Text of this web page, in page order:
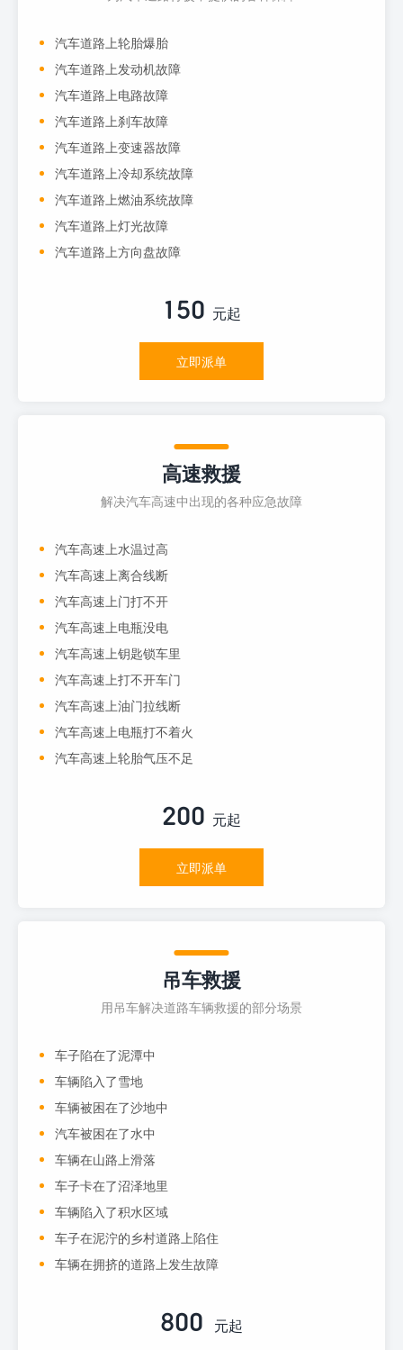
汽车道路上轮胎爆胎
汽车道路上发动机故障
汽车道路上电路故障
汽车道路上刹车故障
汽车道路上变速器故障
汽车道路上冷却系统故障
汽车道路上燃油系统故障
汽车道路上灯光故障
汽车道路上方向盘故障
150 元起
立即派单
高速救援
解决汽车高速中出现的各种应急故障
汽车高速上水温过高
汽车高速上离合线断
汽车高速上门打不开
汽车高速上电瓶没电
汽车高速上钥匙锁车里
汽车高速上打不开车门
汽车高速上油门拉线断
汽车高速上电瓶打不着火
汽车高速上轮胎气压不足
200 元起
立即派单
吊车救援
用吊车解决道路车辆救援的部分场景
车子陷在了泥潭中
车辆陷入了雪地
车辆被困在了沙地中
汽车被困在了水中
车辆在山路上滑落
车子卡在了沼泽地里
车辆陷入了积水区域
车子在泥泞的乡村道路上陷住
车辆在拥挤的道路上发生故障
800 元起